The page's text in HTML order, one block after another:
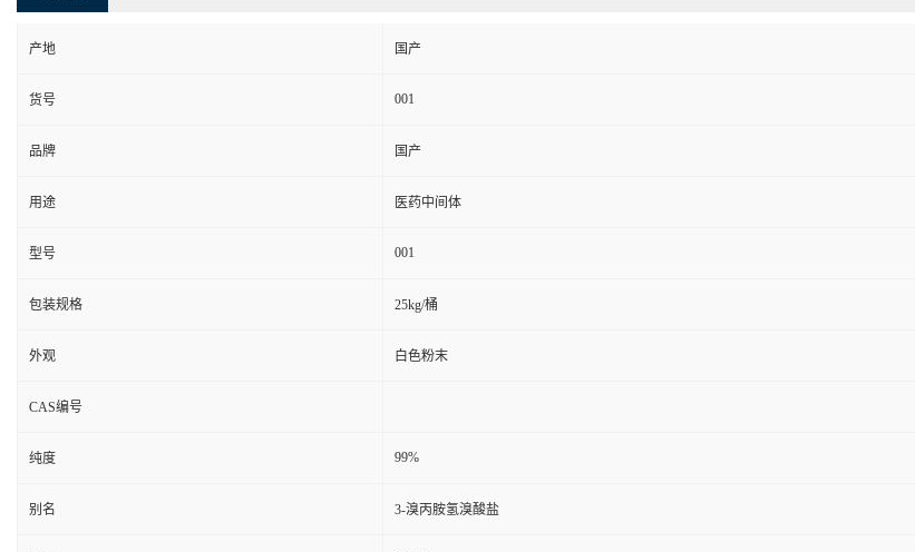
产地 国产
货号 001
品牌 国产
用途 医药中间体
型号 001
包装规格 25kg/桶
外观 白色粉末
CAS编号
纯度 99%
别名 3-溴丙胺氢溴酸盐